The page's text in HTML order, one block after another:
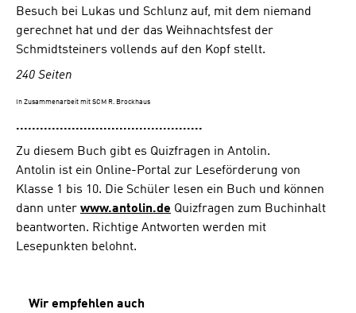
Besuch bei Lukas und Schlunz auf, mit dem niemand
gerechnet hat und der das Weihnachtsfest der
Schmidtsteiners vollends auf den Kopf stellt.
240 Seiten
In Zusammenarbeit mit SCM R. Brockhaus
...............................................
Zu diesem Buch gibt es Quizfragen in Antolin.
Antolin ist ein Online-Portal zur Leseförderung von
Klasse 1 bis 10. Die Schüler lesen ein Buch und können
dann unter www.antolin.de Quizfragen zum Buchinhalt
beantworten. Richtige Antworten werden mit
Lesepunkten belohnt.
Produktgalerie überspringen
Wir empfehlen auch